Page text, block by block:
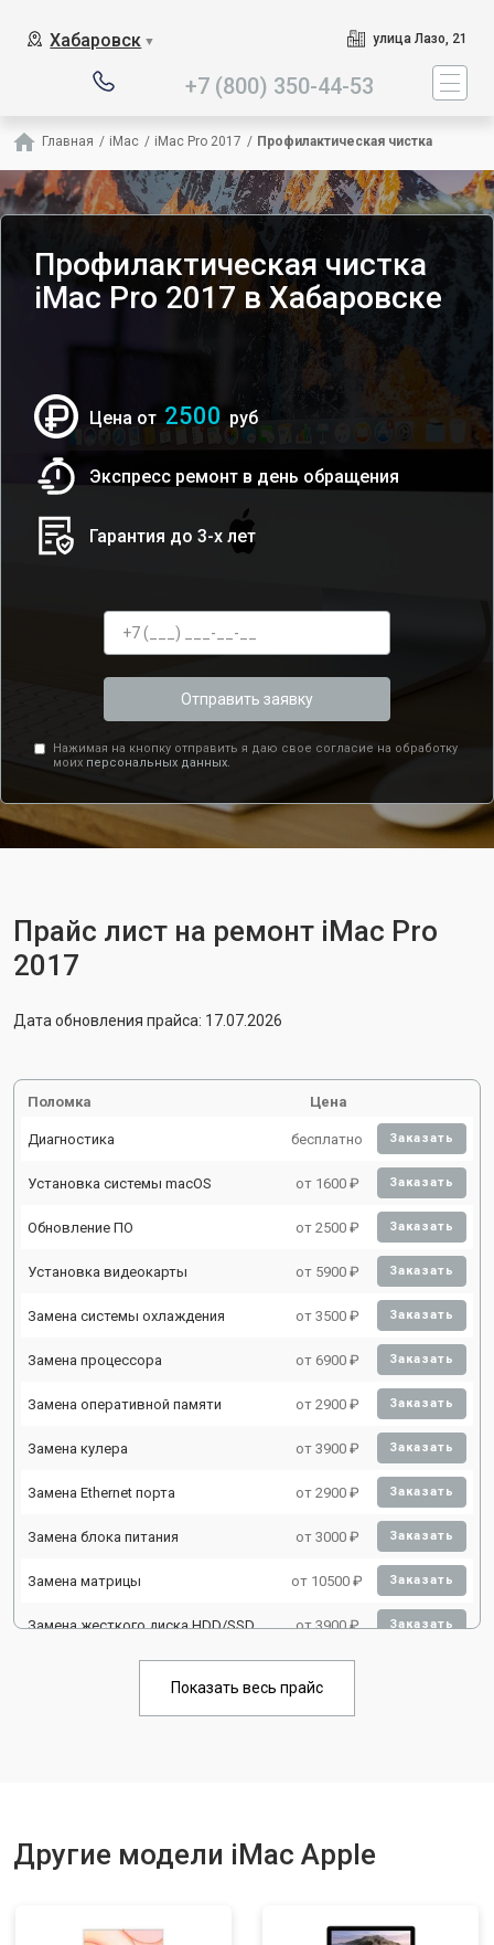
Хабаровск ▼ улица Лазо, 21
+7 (800) 350-44-53
Главная / iMac / iMac Pro 2017 / Профилактическая чистка
Профилактическая чистка
iMac Pro 2017 в Хабаровске
Цена от 2500 руб
Экспресс ремонт в день обращения
Гарантия до 3-х лет
Отправить заявку
Нажимая на кнопку отправить я даю свое согласие на обработку
моих персональных данных.
Прайс лист на ремонт iMac Pro
2017
Дата обновления прайса: 17.07.2026
Поломка Цена
Диагностика бесплатно Заказать
Установка системы macOS от 1600 ₽ Заказать
Обновление ПО от 2500 ₽ Заказать
Установка видеокарты от 5900 ₽ Заказать
Замена системы охлаждения от 3500 ₽ Заказать
Замена процессора от 6900 ₽ Заказать
Замена оперативной памяти от 2900 ₽ Заказать
Замена кулера от 3900 ₽ Заказать
Замена Ethernet порта от 2900 ₽ Заказать
Замена блока питания от 3000 ₽ Заказать
Замена матрицы от 10500 ₽ Заказать
Замена жесткого диска HDD/SSD от 3900 ₽ Заказать
Показать весь прайс
Другие модели iMac Apple